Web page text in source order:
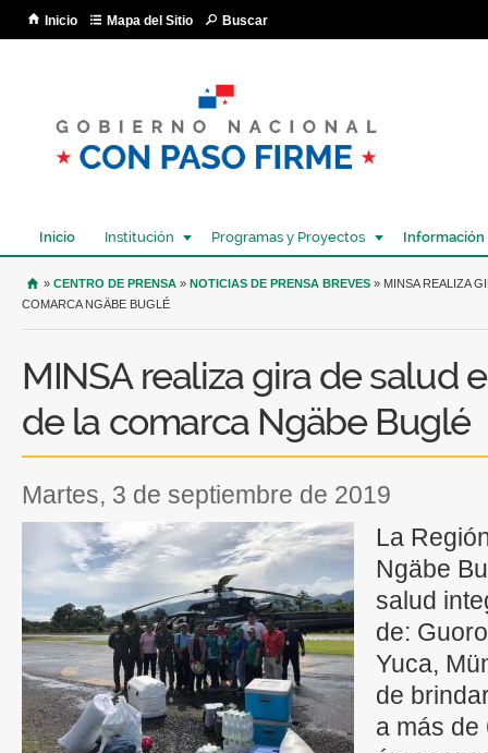
Inicio Mapa del Sitio Buscar
Inicio Institución Programas y Proyectos Información
USTED SE ENCUENTRA AQUÍ
» CENTRO DE PRENSA » NOTICIAS DE PRENSA BREVES » MINSA REALIZA
COMARCA NGÄBE BUGLÉ
MINSA realiza gira de salud
de la comarca Ngäbe Buglé
martes, 3 de septiembre de 2019
La
Ngäbe
salud
de:
Yuca,
de
a más de